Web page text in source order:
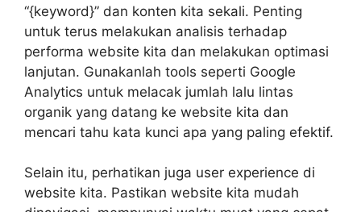
“{keyword}” dan konten kita sekali. Penting
untuk terus melakukan analisis terhadap
performa website kita dan melakukan optimasi
lanjutan. Gunakanlah tools seperti Google
Analytics untuk melacak jumlah lalu lintas
organik yang datang ke website kita dan
mencari tahu kata kunci apa yang paling efektif.
Selain itu, perhatikan juga user experience di
website kita. Pastikan website kita mudah